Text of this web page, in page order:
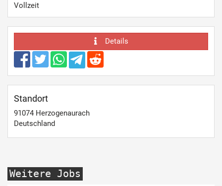
Vollzeit
Details
Standort
91074 Herzogenaurach
Deutschland
Weitere Jobs